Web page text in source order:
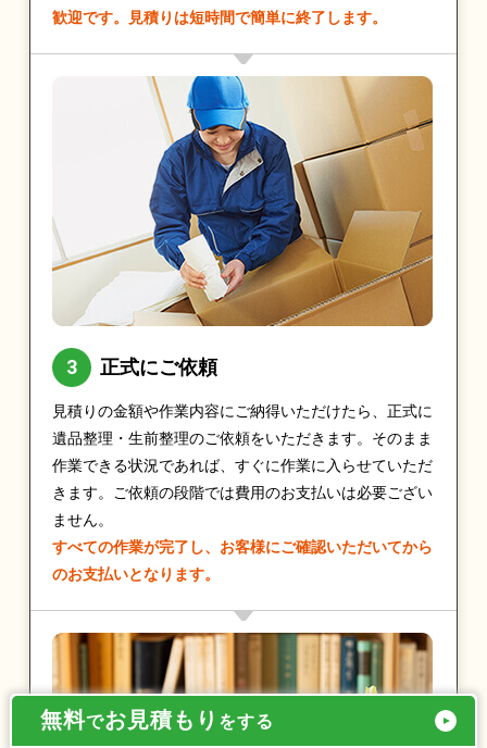
歓迎です。見積りは短時間で簡単に終了します。
正式にご依頼
見積りの金額や作業内容にご納得いただけたら、正式に
遺品整理・生前整理のご依頼をいただきます。そのまま
作業できる状況であれば、すぐに作業に入らせていただ
きます。ご依頼の段階では費用のお支払いは必要ござい
ません。
すべての作業が完了し、お客様にご確認いただいてから
のお支払いとなります。
無料でお見積もり をする